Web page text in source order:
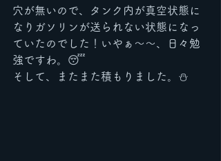
穴が無いので、タンク内が真空状態に
なりガソリンが送られない状態になっ
ていたのでした！いやぁ〜〜、日々勉
強ですわ。😴
そして、またまた積もりました。⛄️